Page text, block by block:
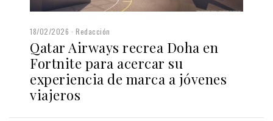
18/02/2026 Redacción
Qatar Airways recrea Doha en
Fortnite para acercar su
experiencia de marca a jóvenes
viajeros